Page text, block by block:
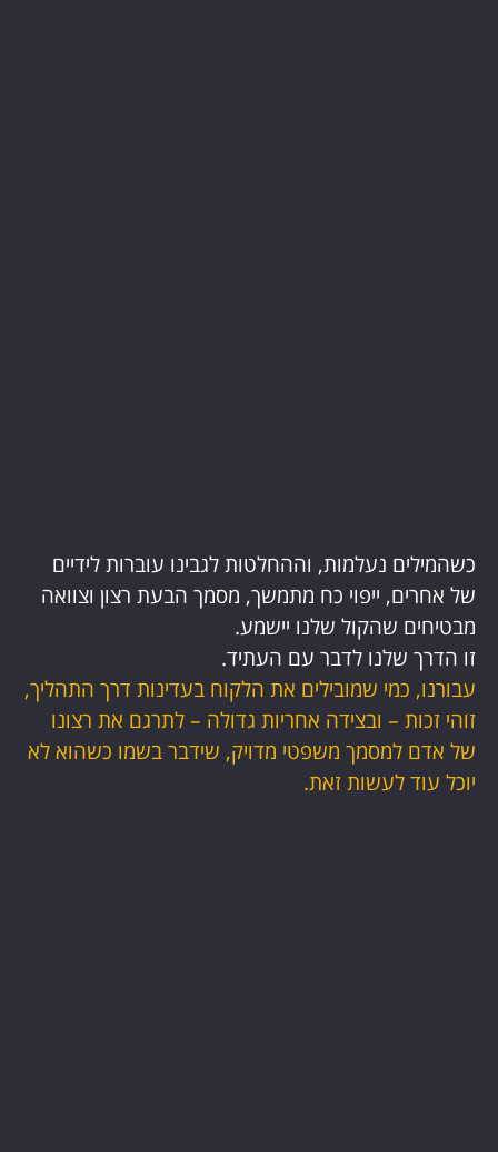
כשהמילים נעלמות, וההחלטות לגבינו עוברות לידיים
של אחרים, ייפוי כח מתמשך, מסמך הבעת רצון וצוואה
מבטיחים שהקול שלנו יישמע.
זו הדרך שלנו לדבר עם העתיד.
עבורנו, כמי שמובילים את הלקוח בעדינות דרך התהליך,
זוהי זכות – ובצידה אחריות גדולה – לתרגם את רצונו
של אדם למסמך משפטי מדויק, שידבר בשמו כשהוא לא
יוכל עוד לעשות זאת.